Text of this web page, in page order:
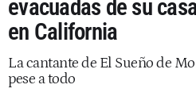
evacuadas de su
en California
La cantante de El Sueño de
pese a todo